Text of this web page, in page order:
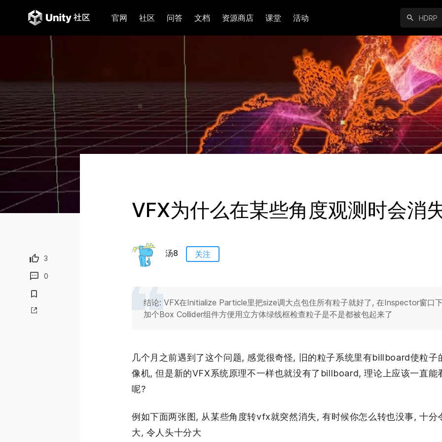
官网 社区 问答 文档 资源商店 课堂 活动
3
0
VFX为什么在某些角度观测时会消
汤8 关注
结论: VFX在Initialize Particle里把size调大点包住所有粒子就好了, 在Inspector窗口
加个Box Collider组件方便用立方体绿线框检查粒子是不是都被包起来了
几个月之前遇到了这个问题, 感觉很奇怪, 旧的粒子系统里有billboard使粒子
像机, 但是新的VFX系统原理不一样也就没有了billboard, 理论上应该一直能
呢?
例如下面两张图, 从某些角度转vfx就突然消失, 有时候你怎么转也没事, 十分
大, 令人头十分大